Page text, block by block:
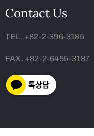
Contact Us
TEL. +82-2-396-3185
FAX. +82-2-6455-3187